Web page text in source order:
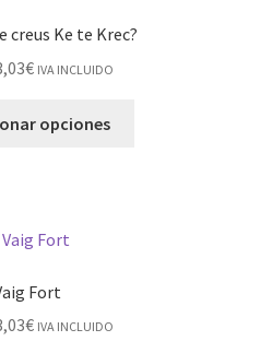
creus Ke te Krec?
€ IVA INCLUIDO
opciones
Fort
€ IVA INCLUIDO